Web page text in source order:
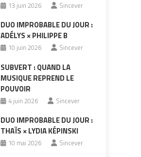
13 juin 2026 Sincever
DUO IMPROBABLE DU JOUR :
ADÉLYS × PHILIPPE B
10 juin 2026 Sincever
SUBVERT : QUAND LA
MUSIQUE REPREND LE
POUVOIR
4 juin 2026 Sincever
DUO IMPROBABLE DU JOUR :
THAÏS × LYDIA KÉPINSKI
10 mai 2026 Sincever